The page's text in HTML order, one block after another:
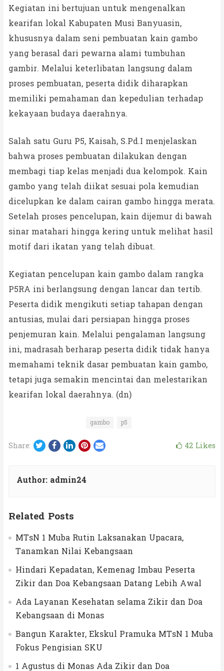
Kegiatan ini bertujuan untuk mengenalkan
kearifan lokal Kabupaten Musi Banyuasin,
khususnya dalam seni pembuatan kain gambo
yang berasal dari pewarna alami tumbuhan
gambir. Melalui keterlibatan langsung dalam
proses pembuatan, peserta didik diharapkan
memiliki pemahaman dan kepedulian terhadap
kekayaan budaya daerahnya.
Salah satu Guru P5, Kaisah, S.Pd.I menjelaskan
bahwa proses pembuatan dilakukan dengan
membagi tiap kelas menjadi dua kelompok. Kain
gambo yang telah diikat sesuai pola kemudian
dicelupkan ke dalam cairan gambo hingga merata.
Setelah proses pencelupan, kain dijemur di bawah
sinar matahari hingga kering untuk melihat hasil
motif dari ikatan yang telah dibuat.
Kegiatan pencelupan kain gambo dalam rangka
P5RA ini berlangsung dengan lancar dan tertib.
Peserta didik mengikuti setiap tahapan dengan
antusias, mulai dari persiapan hingga proses
penjemuran kain. Melalui pengalaman langsung
ini, madrasah berharap peserta didik tidak hanya
memahami teknik dasar pembuatan kain gambo,
tetapi juga semakin mencintai dan melestarikan
kearifan lokal daerahnya. (dn)
gambo p5
Share: Twitter
Facebook
LinkedIn
Pinterest
Email 42 Likes
Author: admin24
Related Posts
MTsN 1 Muba Rutin Laksanakan Upacara,
Tanamkan Nilai Kebangsaan
Hindari Kepadatan, Kemenag Imbau Peserta
Zikir dan Doa Kebangsaan Datang Lebih Awal
Ada Layanan Kesehatan selama Zikir dan Doa
Kebangsaan di Monas
Bangun Karakter, Ekskul Pramuka MTsN 1 Muba
Fokus Pengisian SKU
1 Agustus di Monas Ada Zikir dan Doa